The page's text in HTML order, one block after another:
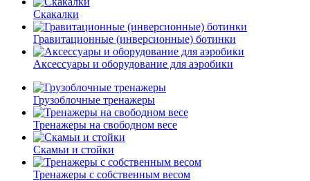
Скакалки
Гравитационные (инверсионные) ботинки
Аксессуары и оборудование для аэробики
Грузоблочные тренажеры
Тренажеры на свободном весе
Скамьи и стойки
Тренажеры с собственным весом